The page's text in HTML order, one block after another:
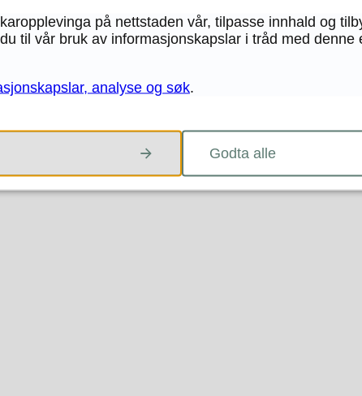
landbruket for framtida. Dette gjeld særleg dyrka og
i norsk landbruk er utmark. Utmarka gjev
og ved, produksjon av honning, sanking av bær m.v.
og beredskap og for å sikra at også framtidige
på nettstaden vår, tilpasse innhald og
til vår bruk av informasjonskapslar i tråd med
analyse og søk.
Godta alle